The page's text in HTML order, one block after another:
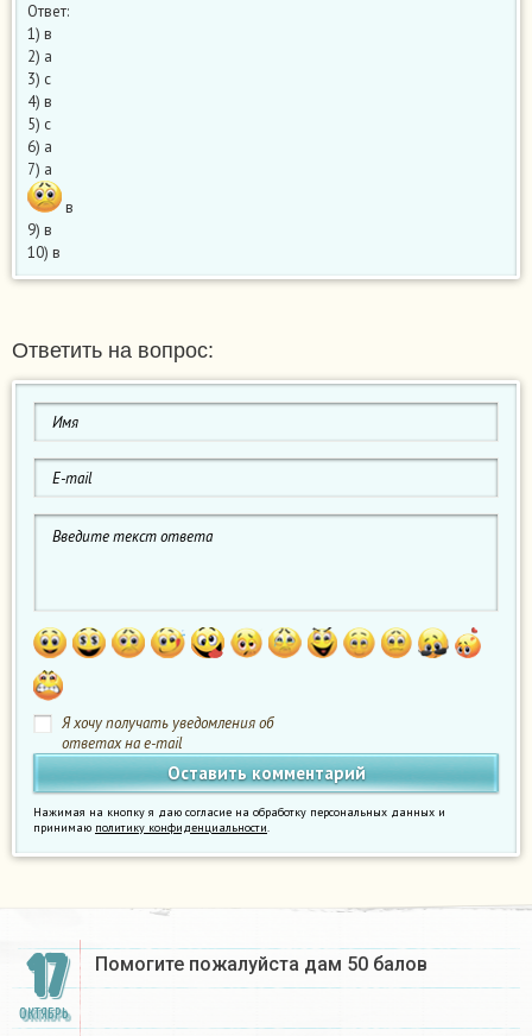
Ответ:
1) в
2) а
3) с
4) в
5) с
6) а
7) а
в
9) в
10) в
Ответить на вопрос:
Я хочу получать уведомления об
ответах на e-mail
Нажимая на кнопку я даю согласие на обработку персональных данных и
принимаю политику конфиденциальности.
17
ОКТЯБРЬ
Помогите пожалуйста дам 50 балов